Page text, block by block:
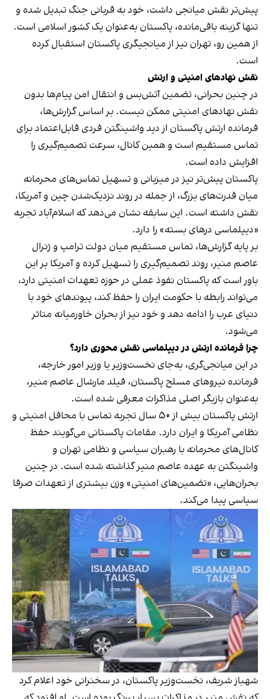
پیش‌تر نقش میانجی داشت، خود به قربانی جنگ تبدیل شده و
تنها گزینه باقی‌مانده، پاکستان به‌عنوان یک کشور اسلامی است.
از همین رو، تهران نیز از میانجیگری پاکستان استقبال کرده
است.
نقش نهادهای امنیتی و ارتش
در چنین بحرانی، تضمین آتش‌بس و انتقال امن پیام‌ها بدون
نقش نهادهای امنیتی ممکن نیست. بر اساس گزارش‌ها،
فرمانده ارتش پاکستان از دید واشینگتن فردی قابل‌اعتماد برای
تماس مستقیم است و همین کانال، سرعت تصمیم‌گیری را
افزایش داده است.
پاکستان پیش‌تر نیز در میزبانی و تسهیل تماس‌های محرمانه
میان قدرت‌های بزرگ، از جمله در روند نزدیک‌شدن چین و آمریکا،
نقش داشته است. این سابقه نشان می‌دهد که اسلام‌آباد تجربه
«دیپلماسی درهای بسته» را دارد.
بر پایه گزارش‌ها، تماس مستقیم میان دولت ترامپ و ژنرال
عاصم منیر، روند تصمیم‌گیری را تسهیل کرده و آمریکا بر این
باور است که پاکستان نفوذ عملی در حوزه تعهدات امنیتی دارد،
می‌تواند رابطه با حکومت ایران را حفظ کند، پیوندهای خود با
دنیای عرب را ادامه دهد و خود نیز از بحران خاورمیانه متاثر
می‌شود.
چرا فرمانده ارتش در دیپلماسی نقش محوری دارد؟
در این میانجی‌گری، به‌جای نخست‌وزیر یا وزیر امور خارجه،
فرمانده نیروهای مسلح پاکستان، فیلد مارشال عاصم منیر،
به‌عنوان بازیگر اصلی مذاکرات معرفی شده است.
ارتش پاکستان بیش از ۵۰ سال تجربه تماس با محافل امنیتی و
نظامی آمریکا و ایران دارد. مقامات پاکستانی می‌گویند حفظ
کانال‌های محرمانه با رهبران سیاسی و نظامی تهران و
واشینگتن به عهده عاصم منیر گذاشته شده است. در چنین
بحران‌هایی، «تضمین‌های امنیتی» وزن بیشتری از تعهدات صرفا
سیاسی پیدا می‌کند.
شهباز شریف، نخست‌وزیر پاکستان، در سخنرانی خود اعلام کرد